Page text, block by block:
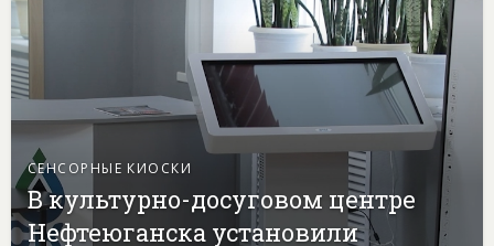
СЕНСОРНЫЕ КИОСКИ
В культурно-досуговом центре
Нефтеюганска установили